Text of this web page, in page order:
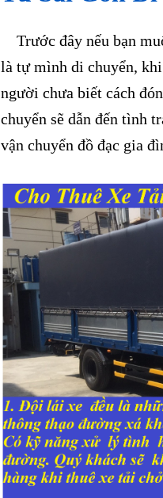
Trước đây nếu bạn
là tự mình di chuyển,
người chưa biết cách
chuyển sẽ dẫn đến tình
vận chuyển đồ đạc gia